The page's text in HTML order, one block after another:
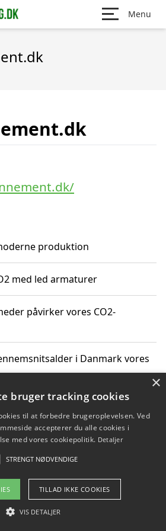
Menu
produktion
med led armaturer
påvirker vores CO2-
i Danmark vores
CO2-udledning påvirker vores
Blog Betingelser
×
bruger tracking cookies
til at forbedre brugeroplevelsen. Ved
accepterer du alle cookies i
med vores cookiepolitik. Detaljer
STRENGT NØDVENDIGE
TILLAD IKKE COOKIES
VIS DETALJER